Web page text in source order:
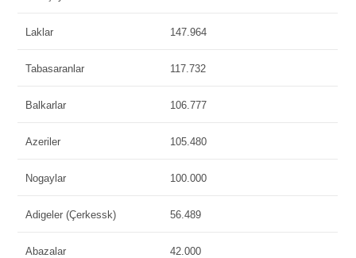
Laklar 147.964
Tabasaranlar 117.732
Balkarlar 106.777
Azeriler 105.480
Nogaylar 100.000
Adigeler (Çerkessk) 56.489
Abazalar 42.000